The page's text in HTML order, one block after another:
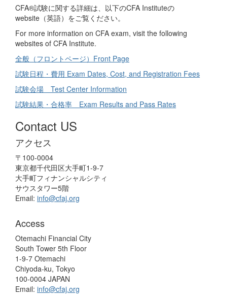
CFA®試験に関する詳細は、以下のCFA Instituteの
website（英語）をご覧ください。
For more information on CFA exam, visit the following
websites of CFA Institute.
全般（フロントページ）Front Page
試験日程・費用 Exam Dates, Cost, and Registration Fees
試験会場 Test Center Information
試験結果・合格率 Exam Results and Pass Rates
Contact US
アクセス
〒100-0004
東京都千代田区大手町1-9-7
大手町フィナンシャルシティ
サウスタワー5階
Email: info@cfaj.org
Access
Otemachi Financial City
South Tower 5th Floor
1-9-7 Otemachi
Chiyoda-ku, Tokyo
100-0004 JAPAN
Email: info@cfaj.org